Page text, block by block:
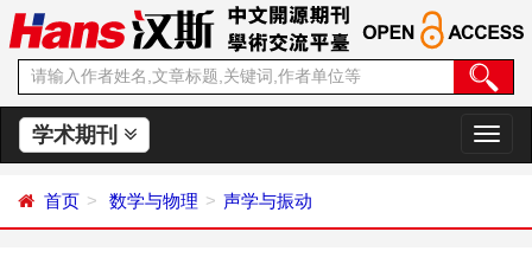
学术期刊
切
换
首页 数学与物理 声学与振动